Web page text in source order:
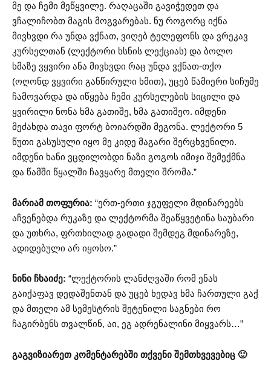
მე და ჩემი მეწყვილე. რაღაცაში გავიჭედეთ და
ვჩალიჩობთ მაგის მოგვარებას. ნუ როგორც იქნა
მივხვდი რა უნდა ვქნათ, ვიღებ ტელეფონს და ვრეკავ
კურსელთან (ლექტორი ხსნის ლექციას) და ბოლო
ხმაზე ვყვირი ანა მივხვდი რაც უნდა ვქნათ-თქო
(ოღონდ ვყვირი განწირული ხმით), უცებ წამიერი სიჩუმე
ჩამოვარდა და იწყება ჩემი კურსელების სიცილი და
ყვირილი ნონა ხმა გათიშე, ხმა გათიშეო. იმდენი
მეძახდა თავი ფორტ ბოიარდში მეგონა. ლექტორი 5
წუთი გასუსული იყო მე კიდე მაგარი შერცხვენილი.
იმდენი ხანი ვცდილობდი ნაზი გოგოს იმიჯი შემექმნა
და წამში წყალში ჩავყარე მთელი შრომა.”
მარიამ თოფურია: “ერთ-ერთი ჯგუფელი მდინარეებს
აჩვენებდა რუკაზე და ლექტორმა შეაწყვეტინა საუბარი
და უთხრა, ფრთხილად გადადი შემდეგ მდინარეზე,
ადიდებული არ იყოსო.”
ნინი ჩხაიძე: “ლექტორის ლანძღვაში რომ ენას
გაიქაფავ დედაშენთან და უცებ ხედავ ხმა ჩართული გაქ
და მთელი ამ სემესტრის შეტენილი საგნები რო
ჩაგირბენს თვალწინ, აი, ეგ ადრენალინი მიყვარს…”
გაგვიზიარეთ კომენტარებში თქვენი შემთხვევებიც 🙂